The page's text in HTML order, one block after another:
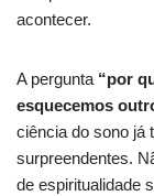
acontecer.
A pergunta “por
esquecemos
ciência do sono já
surpreendentes.
de espiritualidade